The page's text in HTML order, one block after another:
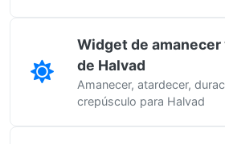
Widget de
de Halvad
Amanecer, atardecer,
crepúsculo para Halvad